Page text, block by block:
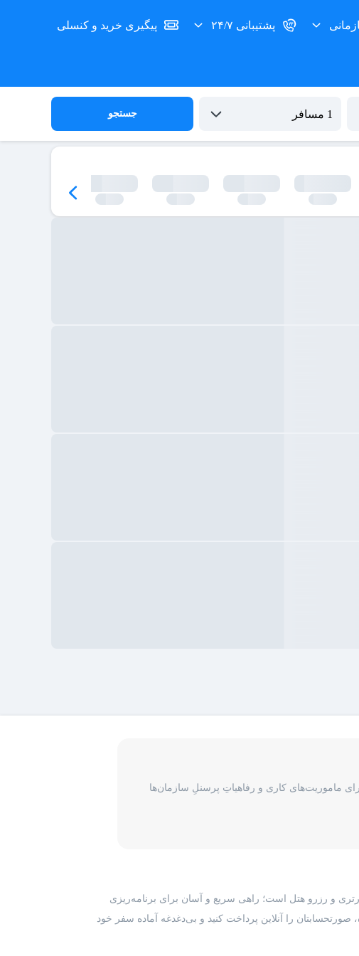
پشتیبانی ۲۴/۷ پیگیری خرید و کنسلی
جستجو
ماموریت‌های کاری و رفاهیاتِ پرسنلِ سازمان‌ها
چارتری و رزرو هتل است؛ راهی سریع و آسان برای برنامه‌ریزی
صورتحسابتان را آنلاین پرداخت کنید و بی‌دغدغه آماده سفر خود